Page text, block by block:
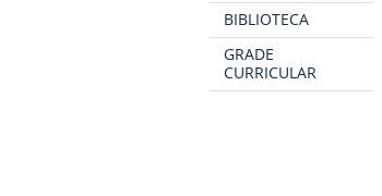
BIBLIOTECA
GRADE
CURRICULAR